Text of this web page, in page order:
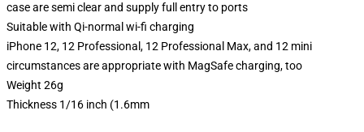
case are semi clear and supply full entry to ports
Suitable with Qi-normal wi-fi charging
iPhone 12, 12 Professional, 12 Professional Max, and 12 mini
circumstances are appropriate with MagSafe charging, too
Weight 26g
Thickness 1/16 inch (1.6mm